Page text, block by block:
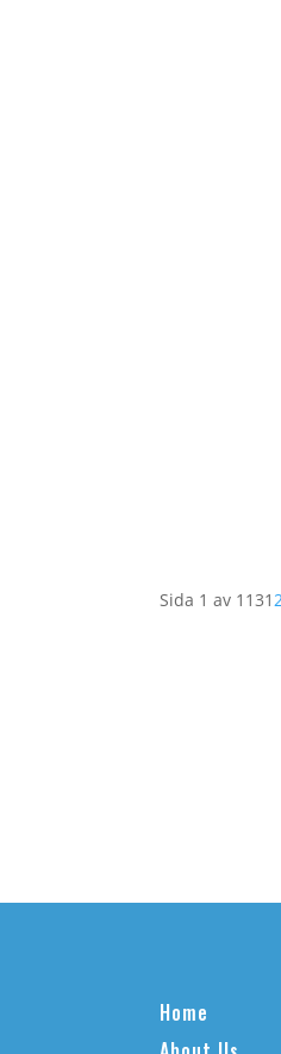
Sida 1 av 1131
Home